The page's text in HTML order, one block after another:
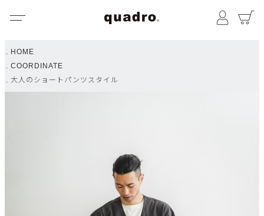
マイペ
HOME
COORDINATE
大人のショートパンツスタイル